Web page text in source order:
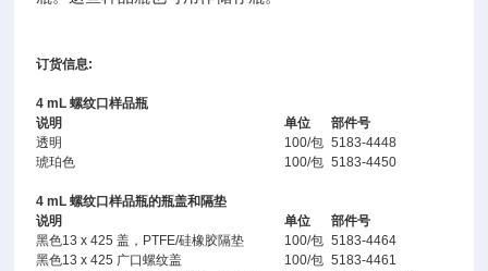
订货信息:
4 mL 螺纹口样品瓶
说明
单位
部件号
透明
100/包 5183-4448
琥珀色
100/包 5183-4450
4 mL 螺纹口样品瓶的瓶盖和隔垫
说明
单位
部件号
黑色13 x 425 盖，PTFE/硅橡胶隔垫
100/包 5183-4464
黑色13 x 425 广口螺纹盖
100/包 5183-4461